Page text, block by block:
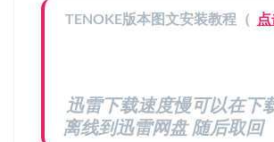
TENOKE版本图文安装教程（
迅雷下载速度慢可以在下
离线到迅雷网盘 随后取回